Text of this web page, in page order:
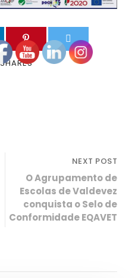
SHARES
NEXT POST
O Agrupamento de
Escolas de Valdevez
conquista o Selo de
Conformidade EQAVET